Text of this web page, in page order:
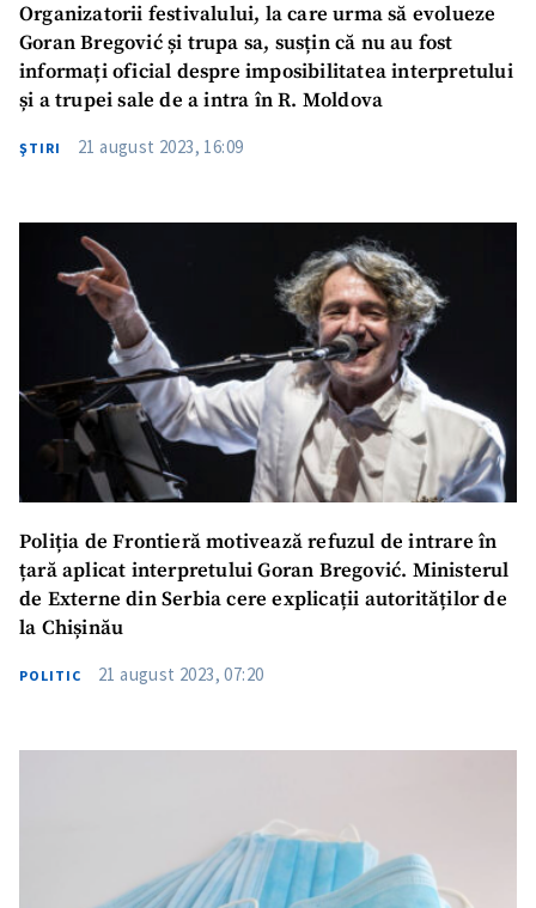
Organizatorii festivalului, la care urma să evolueze
Goran Bregović și trupa sa, susțin că nu au fost
informați oficial despre imposibilitatea interpretului
și a trupei sale de a intra în R. Moldova
ŞTIRI 21 august 2023, 16:09
Poliția de Frontieră motivează refuzul de intrare în
țară aplicat interpretului Goran Bregović. Ministerul
de Externe din Serbia cere explicații autorităților de
la Chișinău
POLITIC 21 august 2023, 07:20